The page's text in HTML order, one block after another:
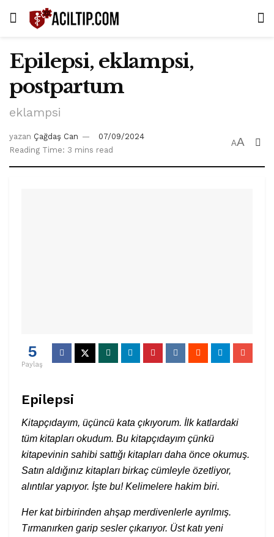
Epilepsi, eklampsi,
postpartum
eklampsi
yazan Çağdaş Can
07/09/2024
Reading Time: 3 mins read
AA
5
Paylaş
Epilepsi
Kitapçıdayım, üçüncü kata çıkıyorum. İlk katlardaki
tüm kitapları okudum. Bu kitapçıdayım çünkü
kitapevinin sahibi sattığı kitapları daha önce okumuş.
Satın aldığınız kitapları birkaç cümleyle özetliyor,
alıntılar yapıyor. İşte bu! Kelimelere hakim biri.
Her kat birbirinden ahşap merdivenlerle ayrılmış.
Tırmanırken garip sesler çıkarıyor. Üst katı yeni